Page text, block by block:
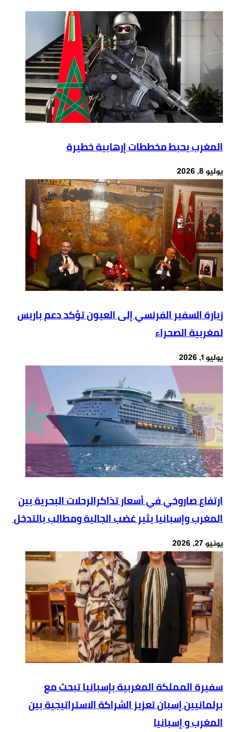
شغب
ومجموعات
تستعد
للهروب
صوب
المغرب
علي
كلاي
عن
يناهز
74
عاما
المغرب يحبط مخططات إرهابية خطيرة
يوليو 8, 2026
زيارة السفير الفرنسي إلى العيون تؤكد دعم باريس
لمغربية الصحراء
يوليو 1, 2026
ارتفاع صاروخي في أسعار تذاكرالرحلات البحرية بين
المغرب وإسبانيا يثير غضب الجالية ومطالب بالتدخل
يونيو 27, 2026
سفيرة المملكة المغربية بإسبانيا تبحث مع
برلمانيين إسبان تعزيز الشراكة الاستراتيجية بين
المغرب و إسبانيا